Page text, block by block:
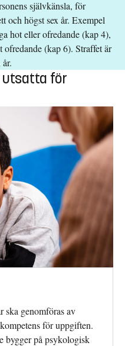
självkänsla, för
och högst sex år. Exempel
hot eller ofredande (kap 4),
ofredande (kap 6). Straffet är
utsatta för
ska genomföras av
för uppgiften.
bygger på psykologisk